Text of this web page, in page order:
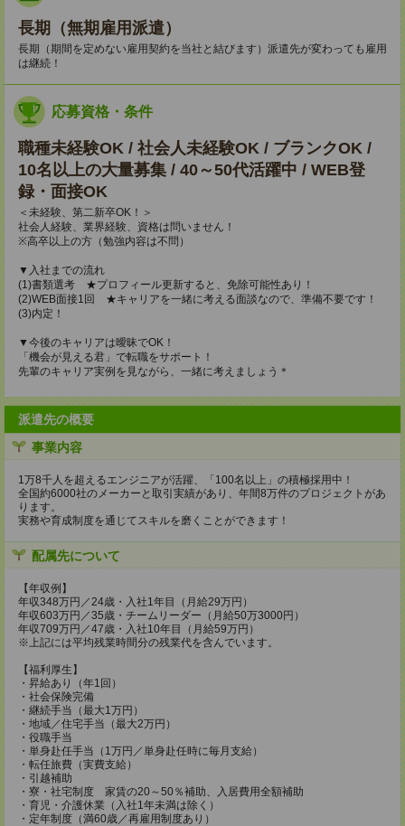
長期（無期雇用派遣）
長期（期間を定めない雇用契約を当社と結びます）派遣先が変わっても雇用
は継続！
応募資格・条件
職種未経験OK / 社会人未経験OK / ブランクOK /
10名以上の大量募集 / 40～50代活躍中 / WEB登
録・面接OK
＜未経験、第二新卒OK！＞
社会人経験、業界経験、資格は問いません！
※高卒以上の方（勉強内容は不問）
▼入社までの流れ
(1)書類選考 ★プロフィール更新すると、免除可能性あり！
(2)WEB面接1回 ★キャリアを一緒に考える面談なので、準備不要です！
(3)内定！
▼今後のキャリアは曖昧でOK！
「機会が見える君」で転職をサポート！
先輩のキャリア実例を見ながら、一緒に考えましょう＊
派遣先の概要
事業内容
1万8千人を超えるエンジニアが活躍、「100名以上」の積極採用中！
全国約6000社のメーカーと取引実績があり、年間8万件のプロジェクトがあ
ります。
実務や育成制度を通じてスキルを磨くことができます！
配属先について
【年収例】
年収348万円／24歳・入社1年目（月給29万円）
年収603万円／35歳・チームリーダー（月給50万3000円）
年収709万円／47歳・入社10年目（月給59万円）
※上記には平均残業時間分の残業代を含んでいます。
【福利厚生】
・昇給あり（年1回）
・社会保険完備
・継続手当（最大1万円）
・地域／住宅手当（最大2万円）
・役職手当
・単身赴任手当（1万円／単身赴任時に毎月支給）
・転任旅費（実費支給）
・引越補助
・寮・社宅制度 家賃の20～50％補助、入居費用全額補助
・育児・介護休業（入社1年未満は除く）
・定年制度（満60歳／再雇用制度あり）